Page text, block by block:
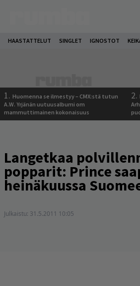
HAASTATTELUT SINGLET IGNOSTOT
1. Huomenna se ilmestyy – CMX:stä tutun
A.W. Yrjänän uutuusalbumi om
mammuttimainen kokonaisuus
2.
Langetkaa
popparit: Prince
heinäkuussa
Julkaistu: 31.5.2011 10:05